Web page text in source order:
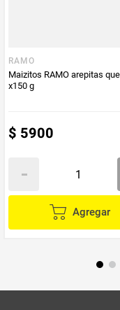
RAMO
Maizitos RAMO arepitas
x150 g
$ 5900
Agregar